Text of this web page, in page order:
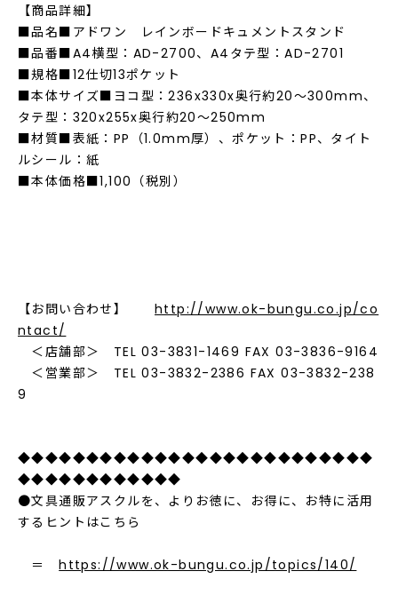
【商品詳細】
■品名■アドワン レインボードキュメントスタンド
■品番■A4横型：AD-2700、A4タテ型：AD-2701
■規格■12仕切13ポケット
■本体サイズ■ヨコ型：236x330x奥行約20～300mm、
タテ型：320x255x奥行約20～250mm
■材質■表紙：PP（1.0mm厚）、ポケット：PP、タイト
ルシール：紙
■本体価格■1,100（税別）
【お問い合わせ】 http://www.ok-bungu.co.jp/co
ntact/
＜店舗部＞ TEL 03-3831-1469 FAX 03-3836-9164
＜営業部＞ TEL 03-3832-2386 FAX 03-3832-238
9
◆◆◆◆◆◆◆◆◆◆◆◆◆◆◆◆◆◆◆◆◆◆◆◆◆◆
◆◆◆◆◆◆◆◆◆◆◆◆
●文具通販アスクルを、よりお徳に、お得に、お特に活用
するヒントはこちら
＝https://www.ok-bungu.co.jp/topics/140/